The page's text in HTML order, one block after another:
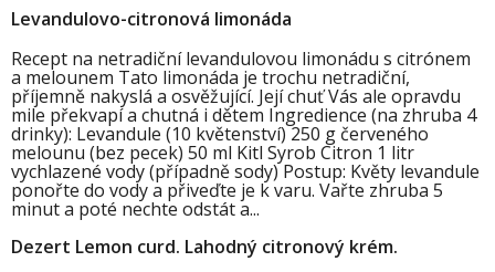
Levandulovo-citronová limonáda
Recept na netradiční levandulovou limonádu s citrónem
a melounem Tato limonáda je trochu netradiční,
příjemně nakyslá a osvěžující. Její chuť Vás ale opravdu
mile překvapí a chutná i dětem Ingredience (na zhruba 4
drinky): Levandule (10 květenství) 250 g červeného
melounu (bez pecek) 50 ml Kitl Syrob Citron 1 litr
vychlazené vody (případně sody) Postup: Květy levandule
ponořte do vody a přiveďte je k varu. Vařte zhruba 5
minut a poté nechte odstát a...
Dezert Lemon curd. Lahodný citronový krém.